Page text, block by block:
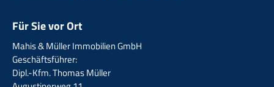
Für Sie vor Ort
Mahis & Müller Immobilien GmbH
Geschäftsführer:
Dipl.-Kfm. Thomas Müller